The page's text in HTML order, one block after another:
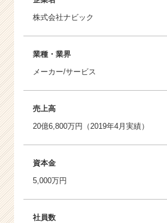
株式会社ナビック
業種・業界
メーカー/サービス
売上高
20億6,800万円（2019年4月実績）
資本金
5,000万円
社員数